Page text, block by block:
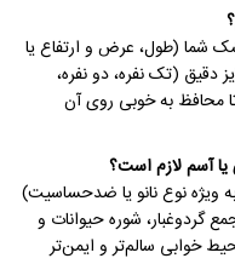
شما (طول، عرض و ارتفاع یا
(تک نفره، دو نفره،
به خوبی روی آن
یا آسم لازم است؟
نوع نانو یا ضدحساسیت)
گردوغبار، شوره حیوانات و
خوابی سالم‌تر و ایمن‌تر